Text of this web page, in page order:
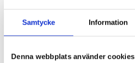
Samtycke Information
Denna webbplats använder cookies
Blogg